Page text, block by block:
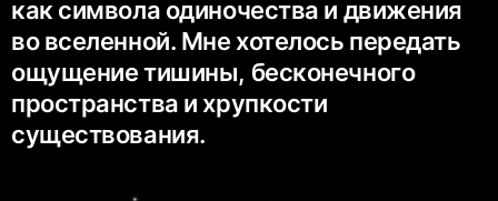
как символа одиночества и движения
во вселенной. Мне хотелось передать
ощущение тишины, бесконечного
пространства и хрупкости
существования.